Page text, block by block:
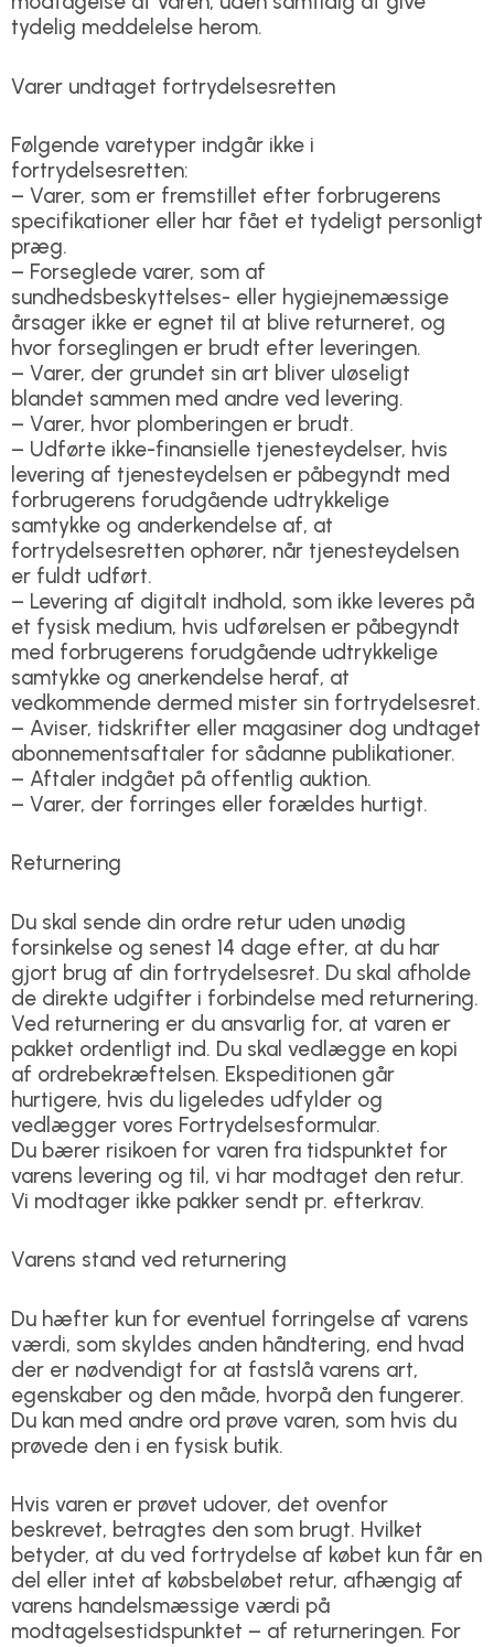
tydelig meddelelse herom.
Varer undtaget fortrydelsesretten
Følgende varetyper indgår ikke i
fortrydelsesretten:
– Varer, som er fremstillet efter forbrugerens
specifikationer eller har fået et tydeligt personligt
præg.
– Forseglede varer, som af
sundhedsbeskyttelses- eller hygiejnemæssige
årsager ikke er egnet til at blive returneret, og
hvor forseglingen er brudt efter leveringen.
– Varer, der grundet sin art bliver uløseligt
blandet sammen med andre ved levering.
– Varer, hvor plomberingen er brudt.
– Udførte ikke-finansielle tjenesteydelser, hvis
levering af tjenesteydelsen er påbegyndt med
forbrugerens forudgående udtrykkelige
samtykke og anderkendelse af, at
fortrydelsesretten ophører, når tjenesteydelsen
er fuldt udført.
– Levering af digitalt indhold, som ikke leveres på
et fysisk medium, hvis udførelsen er påbegyndt
med forbrugerens forudgående udtrykkelige
samtykke og anerkendelse heraf, at
vedkommende dermed mister sin fortrydelsesret.
– Aviser, tidskrifter eller magasiner dog undtaget
abonnementsaftaler for sådanne publikationer.
– Aftaler indgået på offentlig auktion.
– Varer, der forringes eller forældes hurtigt.
Returnering
Du skal sende din ordre retur uden unødig
forsinkelse og senest 14 dage efter, at du har
gjort brug af din fortrydelsesret. Du skal afholde
de direkte udgifter i forbindelse med returnering.
Ved returnering er du ansvarlig for, at varen er
pakket ordentligt ind. Du skal vedlægge en kopi
af ordrebekræftelsen. Ekspeditionen går
hurtigere, hvis du ligeledes udfylder og
vedlægger vores Fortrydelsesformular.
Du bærer risikoen for varen fra tidspunktet for
varens levering og til, vi har modtaget den retur.
Vi modtager ikke pakker sendt pr. efterkrav.
Varens stand ved returnering
Du hæfter kun for eventuel forringelse af varens
værdi, som skyldes anden håndtering, end hvad
der er nødvendigt for at fastslå varens art,
egenskaber og den måde, hvorpå den fungerer.
Du kan med andre ord prøve varen, som hvis du
prøvede den i en fysisk butik.
Hvis varen er prøvet udover, det ovenfor
beskrevet, betragtes den som brugt. Hvilket
betyder, at du ved fortrydelse af købet kun får en
del eller intet af købsbeløbet retur, afhængig af
varens handelsmæssige værdi på
modtagelsestidspunktet – af returneringen. For